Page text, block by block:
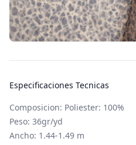
Especificaciones Tecnicas
Composicion: Poliester: 100%
Peso: 36gr/yd
Ancho: 1.44-1.49 m